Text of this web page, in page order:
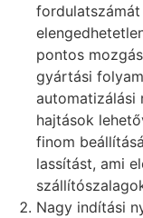
pontos
gyártási
automatizálási
hajtások
finom
lassítást, ami
Nagy indítási